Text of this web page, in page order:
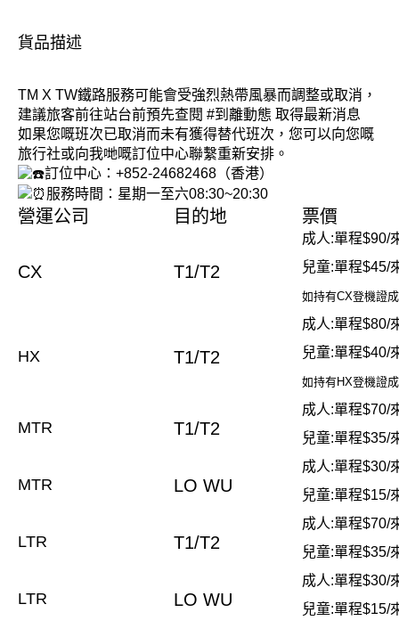
貨品描述
TM X TW鐵路服務可能會受強烈熱帶風暴而調整或取消，
建議旅客前往站台前預先查閱 #到離動態 取得最新消息
如果您嘅班次已取消而未有獲得替代班次，您可以向您嘅
旅行社或向我哋嘅訂位中心聯繫重新安排。
訂位中心：+852-24682468（香港）
服務時間：星期一至六08:30~20:30
營運公司 目的地 票價
CX T1/T2
成人:單程$90/
兒童:單程$45/
如持有CX登機證
HX T1/T2
成人:單程$80/
兒童:單程$40/
如持有HX登機證
MTR T1/T2
成人:單程$70/
兒童:單程$35/
MTR LO WU
成人:單程$30/
兒童:單程$15/
LTR T1/T2
成人:單程$70/
兒童:單程$35/
LTR LO WU
成人:單程$30/
兒童:單程$15/